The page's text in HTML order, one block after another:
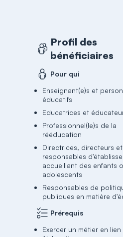
Profil des
bénéficiaires
Pour qui
Enseignant(e)s et
éducatifs
Educatrices et
Professionnel(le)s de la
rééducation
Directrices, directeurs et
responsables
accueillant des enfants
adolescents
Responsables de
publiques en matière
Prérequis
Exercer un métier en